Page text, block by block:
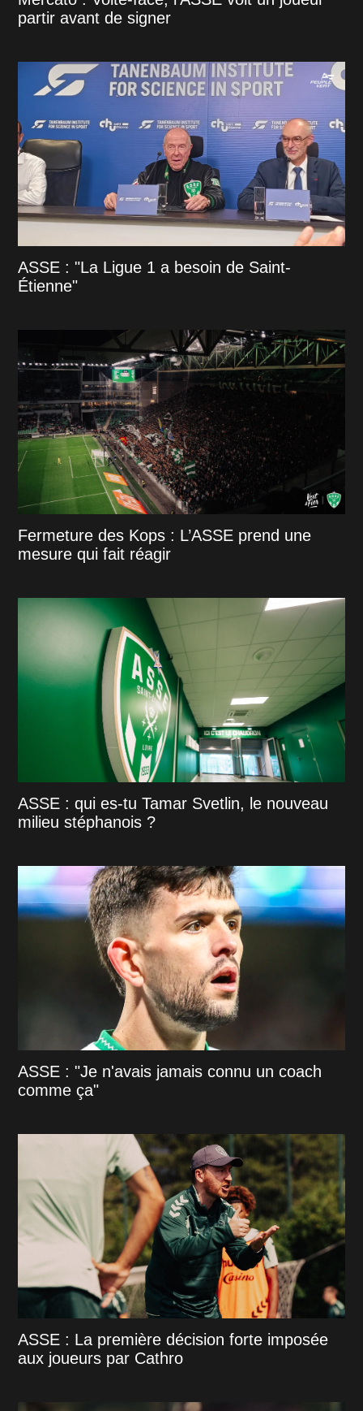
partir avant de signer
ASSE : "La Ligue 1 a besoin de Saint-
Étienne"
Fermeture des Kops : L’ASSE prend une
mesure qui fait réagir
ASSE : qui es-tu Tamar Svetlin, le nouveau
milieu stéphanois ?
ASSE : "Je n'avais jamais connu un coach
comme ça"
ASSE : La première décision forte imposée
aux joueurs par Cathro